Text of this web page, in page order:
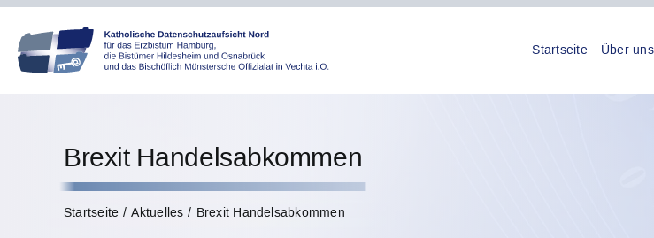
Skip
content
Startseite Über uns
Brexit Handelsabkommen
Startseite Aktuelles Brexit Handelsabkommen